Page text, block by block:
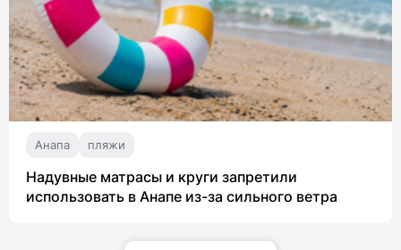
Анапа пляжи
Надувные матрасы и круги запретили
использовать в Анапе из-за сильного ветра